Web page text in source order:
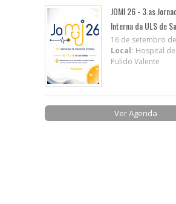
JOMI 26 - 3.as
Interna da ULS de
16 de setembro
Local: Hospital
Pulido Valente
Ver Agenda